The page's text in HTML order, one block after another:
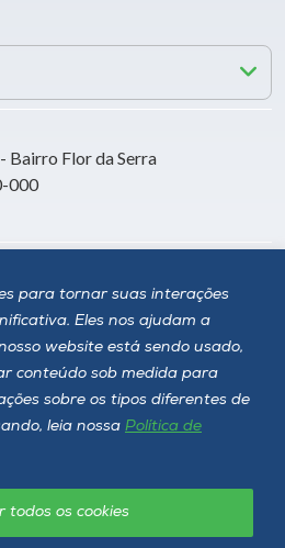
para tornar suas interações
Eles nos ajudam a
website está sendo usado,
conteúdo sob medida para
sobre os tipos diferentes de
leia nossa Política de
todos os cookies
Bairro Flor da Serra
000